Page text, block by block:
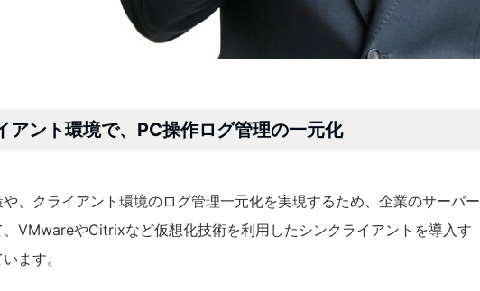
アント環境で、PC操作ログ管理の一元化
、クライアント環境のログ管理一元化を実現するため、企業のサーバー
、VMwareやCitrixなど仮想化技術を利用したシンクライアントを導入す
ます。